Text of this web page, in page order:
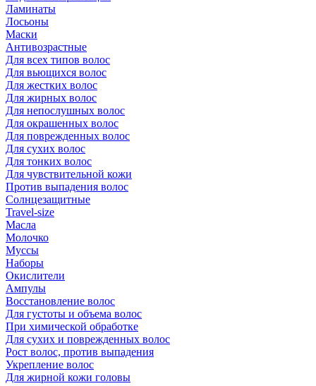
Ламинаты
Лосьоны
Маски
Антивозрастные
Для всех типов волос
Для вьющихся волос
Для жестких волос
Для жирных волос
Для непослушных волос
Для окрашенных волос
Для поврежденных волос
Для сухих волос
Для тонких волос
Для чувствительной кожи
Против выпадения волос
Солнцезащитные
Travel-size
Масла
Молочко
Муссы
Наборы
Окислители
Ампулы
Восстановление волос
Для густоты и объема волос
При химической обработке
Для сухих и поврежденных волос
Рост волос, против выпадения
Укрепление волос
Для жирной кожи головы